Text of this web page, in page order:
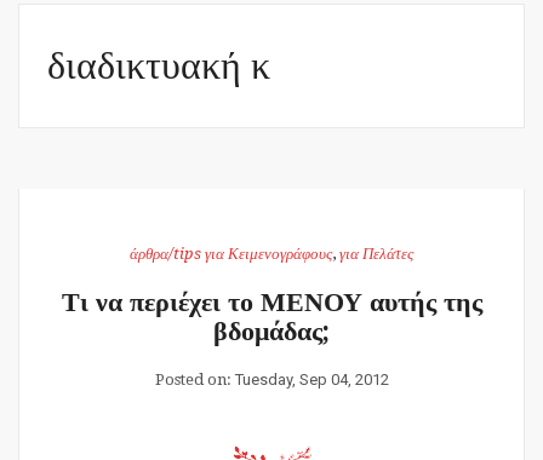
διαδικτυακή κ
άρθρα/tips για Κειμενογράφους, για Πελάτες
Τι να περιέχει το ΜΕΝΟΥ αυτής της
βδομάδας;
Posted on: Tuesday, Sep 04, 2012